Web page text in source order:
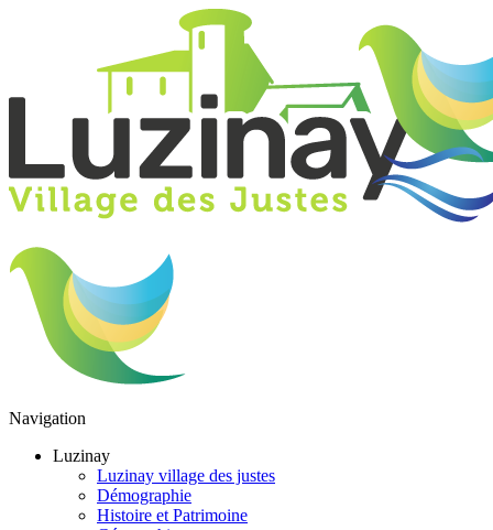
Navigation
Luzinay
Luzinay village des justes
Démographie
Histoire et Patrimoine